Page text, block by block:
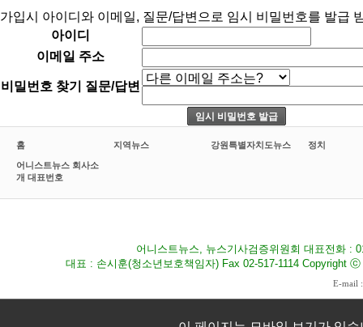
가입시 아이디와 이메일, 질문/답변으로 임시 비밀번호를 발급
아이디
이메일 주소
비밀번호 찾기 질문/답변
홈 지역뉴스 강원특별자치도뉴스 정치
어니스트뉴스 회사소
개 대표번호
어니스트뉴스, 뉴스기사검증위원회 대표전화 :
대표 : 손시훈(청소년보호책임자) Fax 02-517-1114 Copyright
E-mail